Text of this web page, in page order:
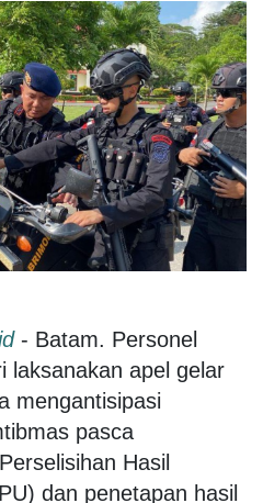
- Batam. Personel
laksanakan apel gelar
mengantisipasi
pasca
Hasil
dan penetapan hasil